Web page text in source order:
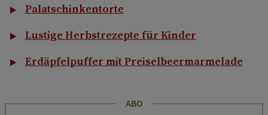
Palatschinkentorte
Lustige Herbstrezepte für Kinder
Erdäpfelpuffer mit Preiselbeermarmelade
ABO